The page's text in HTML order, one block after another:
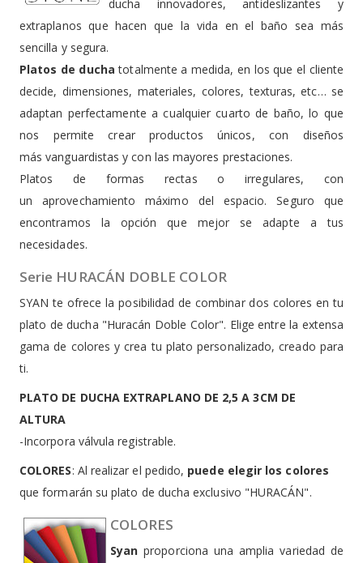
ducha innovadores, antideslizantes y
extraplanos que hacen que la vida en el baño sea más
sencilla y segura.
Platos de ducha totalmente a medida, en los que el cliente
decide, dimensiones, materiales, colores, texturas, etc… se
adaptan perfectamente a cualquier cuarto de baño, lo que
nos permite crear productos únicos, con diseños
más vanguardistas y con las mayores prestaciones.
Platos de formas rectas o irregulares, con
un aprovechamiento máximo del espacio. Seguro que
encontramos la opción que mejor se adapte a tus
necesidades.
Serie HURACÁN DOBLE COLOR
SYAN te ofrece la posibilidad de combinar dos colores en tu
plato de ducha "Huracán Doble Color". Elige entre la extensa
gama de colores y crea tu plato personalizado, creado para
ti.
PLATO DE DUCHA EXTRAPLANO DE 2,5 A 3CM DE
ALTURA
-Incorpora válvula registrable.
COLORES: Al realizar el pedido, puede elegir los colores
que formarán su plato de ducha exclusivo "HURACÁN".
COLORES
Syan proporciona una amplia variedad de